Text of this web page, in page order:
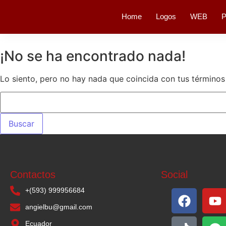
Home Logos WEB
¡No se ha encontrado nada!
Lo siento, pero no hay nada que coincida con tus
Contactos
+(593) 999956684
angielbu@gmail.com
Ecuador
Social